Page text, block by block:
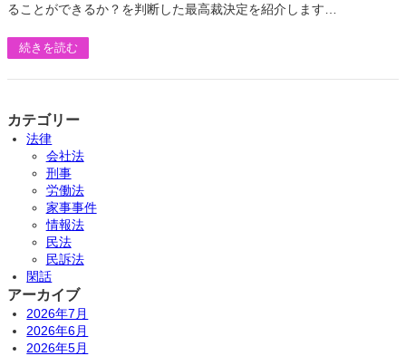
ることができるか？を判断した最高裁決定を紹介します…
続きを読む
カテゴリー
法律
会社法
刑事
労働法
家事事件
情報法
民法
民訴法
閑話
アーカイブ
2026年7月
2026年6月
2026年5月